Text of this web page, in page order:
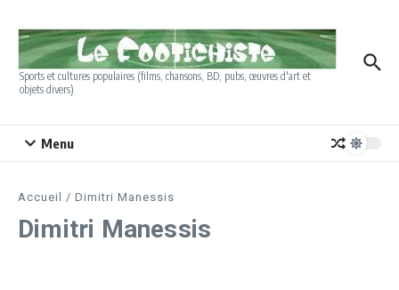
Sports et cultures populaires (films, chansons, BD, pubs, œuvres d'art et
objets divers)
Menu
Accueil / Dimitri Manessis
Dimitri Manessis